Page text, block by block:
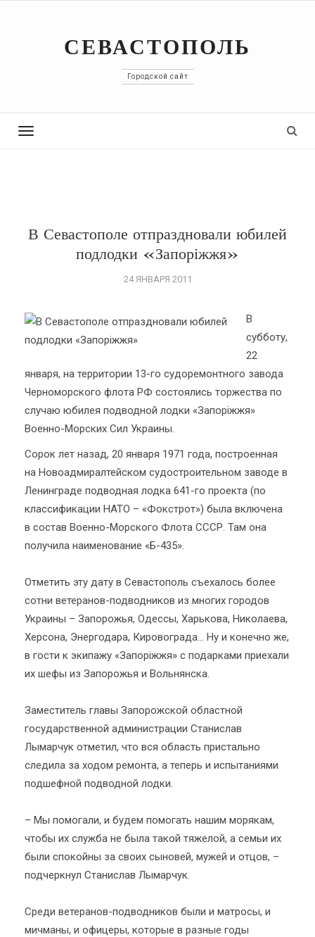
СЕВАСТОПОЛЬ
Городской сайт
Toggle
В Севастополе отпраздновали юбилей
подлодки «Запоріжжя»
24 ЯНВАРЯ 2011
В
субботу,
22
января, на территории 13-го судоремонтного завода
Черноморского флота РФ состоялись торжества по
случаю юбилея подводной лодки «Запоріжжя»
Военно-Морских Сил Украины.
Сорок лет назад, 20 января 1971 года, построенная
на Новоадмиралтейском судостроительном заводе в
Ленинграде подводная лодка 641-го проекта (по
классификации НАТО – «Фокстрот») была включена
в состав Военно-Морского Флота СССР. Там она
получила наименование «Б-435».
Отметить эту дату в Севастополь съехалось более
сотни ветеранов-подводников из многих городов
Украины – Запорожья, Одессы, Харькова, Николаева,
Херсона, Энергодара, Кировограда… Ну и конечно же,
в гости к экипажу «Запоріжжя» с подарками приехали
их шефы из Запорожья и Вольнянска.
Заместитель главы Запорожской областной
государственной администрации Станислав
Лымарчук отметил, что вся область пристально
следила за ходом ремонта, а теперь и испытаниями
подшефной подводной лодки.
– Мы помогали, и будем помогать нашим морякам,
чтобы их служба не была такой тяжелой, а семьи их
были спокойны за своих сыновей, мужей и отцов, –
подчеркнул Станислав Лымарчук.
Среди ветеранов-подводников были и матросы, и
мичманы, и офицеры, которые в разные годы